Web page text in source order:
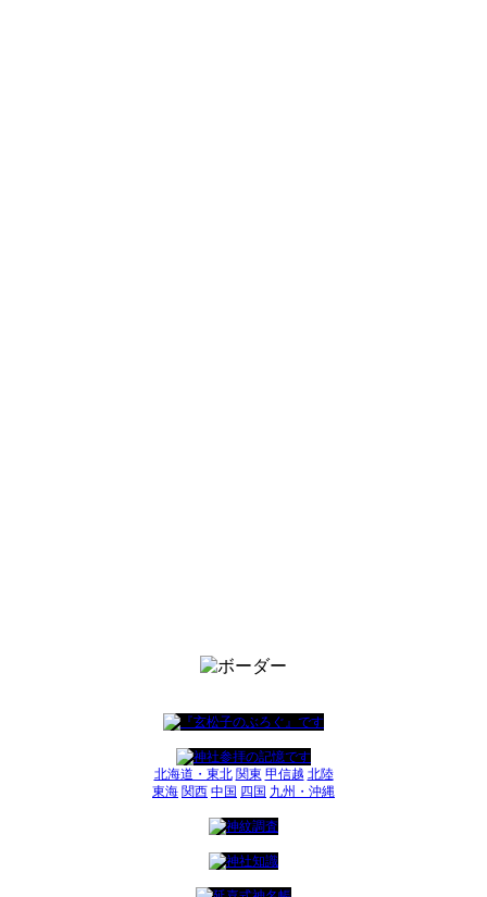
北海道・東北 関東 甲信越 北陸
東海 関西 中国 四国 九州・沖縄